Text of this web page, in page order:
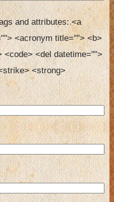
and attributes:<a
<acronym title=""> <b>
<del datetime="">
<strong>